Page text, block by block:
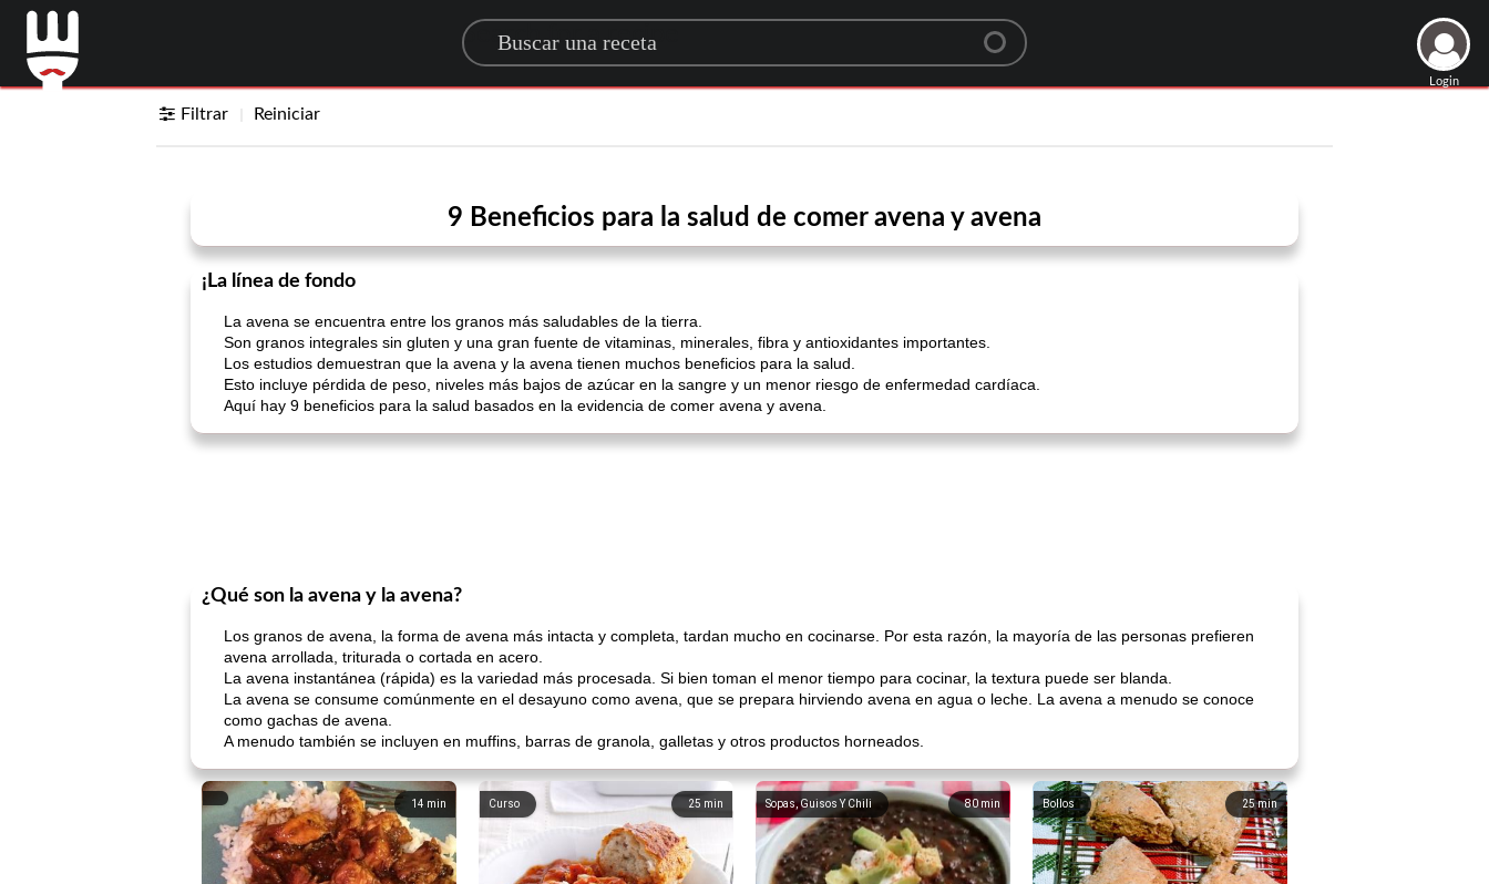
Search for a recipe
Login
Filtrar Reiniciar
9 Beneficios para la salud de comer avena y avena
¡La línea de fondo
La avena se encuentra entre los granos más saludables de la tierra.
Son granos integrales sin gluten y una gran fuente de vitaminas, minerales, fibra y antioxidantes importantes.
Los estudios demuestran que la avena y la avena tienen muchos beneficios para la salud.
Esto incluye pérdida de peso, niveles más bajos de azúcar en la sangre y un menor riesgo de enfermedad cardíaca.
Aquí hay 9 beneficios para la salud basados ​​en la evidencia de comer avena y avena.
¿Qué son la avena y la avena?
Los granos de avena, la forma de avena más intacta y completa, tardan mucho en cocinarse. Por esta razón, la mayoría de las personas prefieren
avena arrollada, triturada o cortada en acero.
La avena instantánea (rápida) es la variedad más procesada. Si bien toman el menor tiempo para cocinar, la textura puede ser blanda.
La avena se consume comúnmente en el desayuno como avena, que se prepara hirviendo avena en agua o leche. La avena a menudo se conoce
como gachas de avena.
A menudo también se incluyen en muffins, barras de granola, galletas y otros productos horneados.
14 min 25 min
Curso 80 min
Sopas, Guisos Y Chili 25min
Bollos